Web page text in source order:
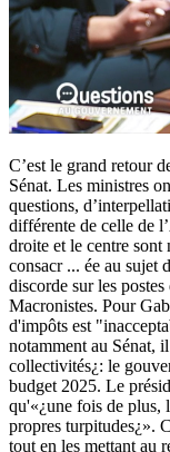
C’est le grand retour
Sénat. Les ministres
questions,
différente de celle de
droite et le centre sont
consacr ... ée au sujet
discorde sur les
Macronistes. Pour
d'impôts est
notamment au Sénat,
collectivités¿: le
budget 2025. Le
qu'«¿une fois de plus,
propres turpitudes¿».
tout en les mettant au